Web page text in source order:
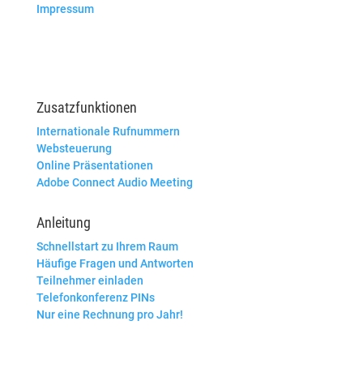
Impressum
Zusatzfunktionen
Internationale Rufnummern
Websteuerung
Online Präsentationen
Adobe Connect Audio Meeting
Anleitung
Schnellstart zu Ihrem Raum
Häufige Fragen und Antworten
Teilnehmer einladen
Telefonkonferenz PINs
Nur eine Rechnung pro Jahr!